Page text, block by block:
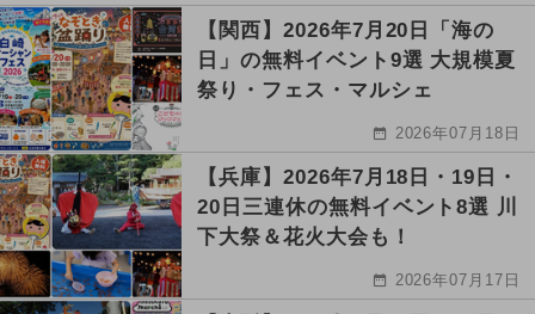
【関西】2026年7月20日「海の
日」の無料イベント9選 大規模夏
祭り・フェス・マルシェ
2026年07月18日
【兵庫】2026年7月18日・19日・
20日三連休の無料イベント8選 川
下大祭＆花火大会も！
2026年07月17日